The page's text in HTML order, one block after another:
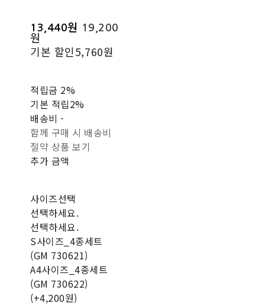
13,440원
19,200
원
기본 할인5,760원
적립금 2%
기본 적립2%
배송비-
함께 구매 시 배송비
절약 상품 보기
추가 금액
사이즈선택
선택하세요.
선택하세요.
S사이즈_4종세트
(GM 730621)
A4사이즈_4종세트
(GM 730622)
(+4,200원)